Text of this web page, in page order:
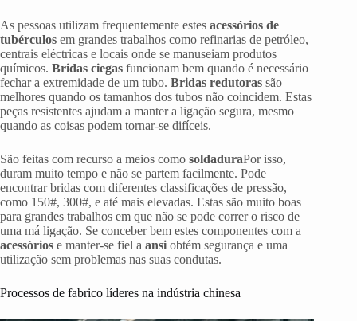
As pessoas utilizam frequentemente estes acessórios de
tubérculos em grandes trabalhos como refinarias de petróleo,
centrais eléctricas e locais onde se manuseiam produtos
químicos. Bridas ciegas funcionam bem quando é necessário
fechar a extremidade de um tubo. Bridas redutoras são
melhores quando os tamanhos dos tubos não coincidem. Estas
peças resistentes ajudam a manter a ligação segura, mesmo
quando as coisas podem tornar-se difíceis.
São feitas com recurso a meios como soldaduraPor isso,
duram muito tempo e não se partem facilmente. Pode
encontrar bridas com diferentes classificações de pressão,
como 150#, 300#, e até mais elevadas. Estas são muito boas
para grandes trabalhos em que não se pode correr o risco de
uma má ligação. Se conceber bem estes componentes com a
acessórios e manter-se fiel a ansi obtém segurança e uma
utilização sem problemas nas suas condutas.
Processos de fabrico líderes na indústria chinesa